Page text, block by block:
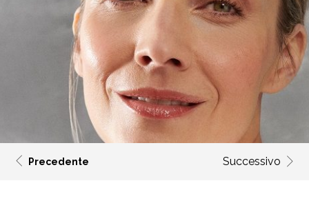
Precedente Successivo